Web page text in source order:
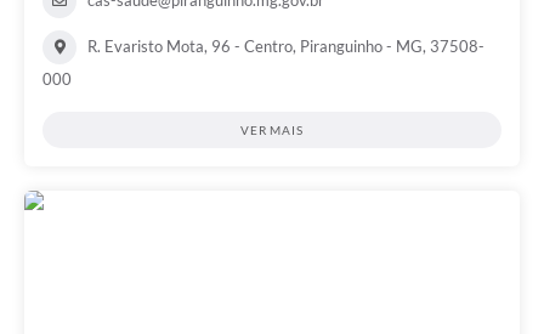
R. Evaristo Mota, 96 - Centro, Piranguinho - MG, 37508-
000
VER MAIS